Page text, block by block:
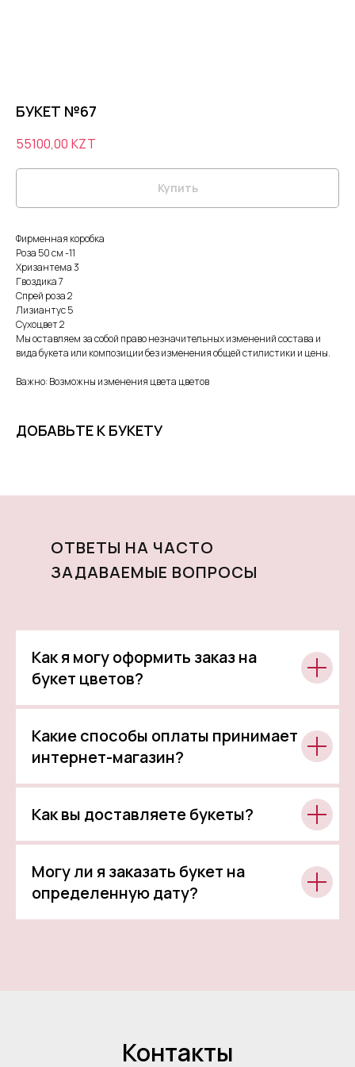
БУКЕТ №67
55100,00 KZT
Купить
Фирменная коробка
Роза 50 см -11
Хризантема 3
Гвоздика 7
Спрей роза 2
Лизиантус 5
Сухоцвет 2
Мы оставляем за собой право незначительных изменений состава и
вида букета или композиции без изменения общей стилистики и цены.
Важно: Возможны изменения цвета цветов
ДОБАВЬТЕ К БУКЕТУ
ОТВЕТЫ НА ЧАСТО
ЗАДАВАЕМЫЕ ВОПРОСЫ
Как я могу оформить заказ на
букет цветов?
Какие способы оплаты принимает
интернет-магазин?
Как вы доставляете букеты?
Могу ли я заказать букет на
определенную дату?
Контакты